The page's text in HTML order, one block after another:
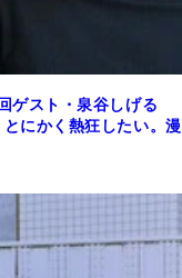
ゲスト・泉谷しげる
にかく熱狂したい。漫